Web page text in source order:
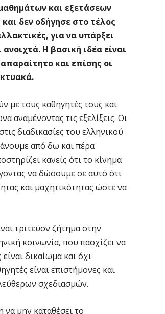
και εξετάσεων
δεν οδήγησε στο τέλος
για να υπάρξει
Η βασική ιδέα είναι
και επίσης οι
με τους καθηγητές τους και
αναμένοντας τις εξελίξεις. Οι
διαδικασίες του ελληνικού
από δω και πέρα
κανείς ότι το κίνημα
να δώσουμε σε αυτό ότι
και μαχητικότητας ώστε να
τριτεύον ζήτημα στην
κοινωνία, που πασχίζει να
δικαίωμα και όχι
είναι επιστήμονες και
σχεδιασμών.
μην καταθέσει το